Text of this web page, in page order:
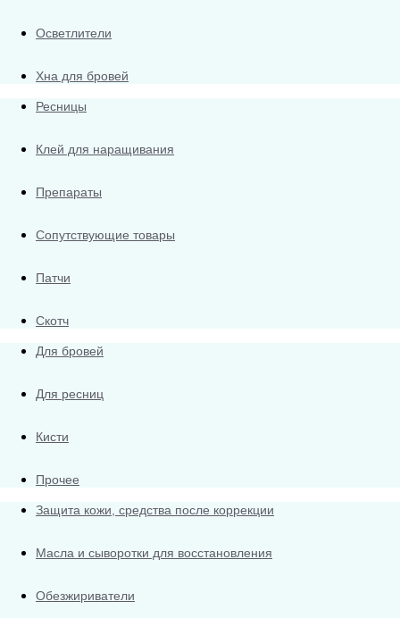
Осветлители
Хна для бровей
Ресницы
Клей для наращивания
Препараты
Сопутствующие товары
Патчи
Скотч
Для бровей
Для ресниц
Кисти
Прочее
Защита кожи, средства после коррекции
Масла и сыворотки для восстановления
Обезжириватели